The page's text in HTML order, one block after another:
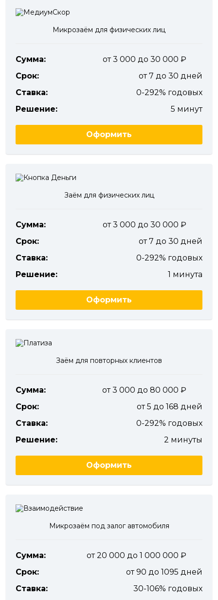
Микрозаём для физических лиц
Сумма:
от 3 000 до 30 000
Срок:
от 7 до 30 дней
Ставка:
0-292% годовых
Решение:
5 минут
Оформить
Заём для физических лиц
Сумма:
от 3 000 до 30 000
Срок:
от 7 до 30 дней
Ставка:
0-292% годовых
Решение:
1 минута
Оформить
Заём для повторных клиентов
Сумма:
от 3 000 до 80 000
Срок:
от 5 до 168 дней
Ставка:
0-292% годовых
Решение:
2 минуты
Оформить
Микрозаём под залог автомобиля
Сумма:
от 20 000 до 1 000 000
Срок:
от 90 до 1095 дней
Ставка:
30-106% годовых